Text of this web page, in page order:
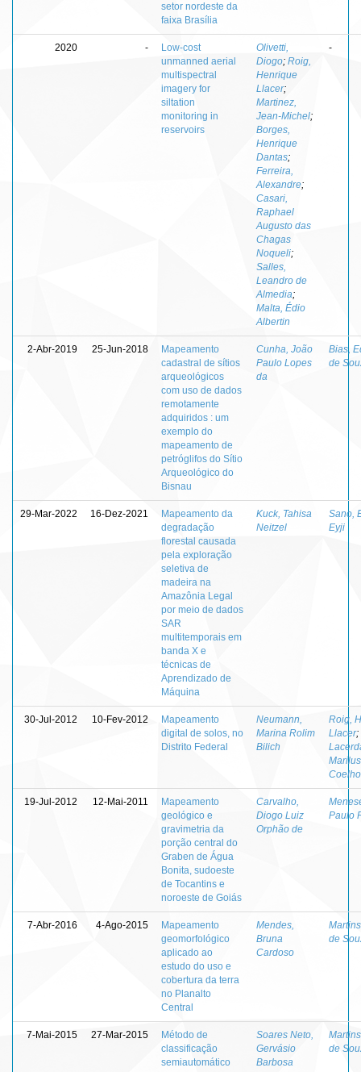
setor nordeste da
faixa Brasília
2020 -
Low-cost
unmanned aerial
multispectral
imagery for
siltation
monitoring in
reservoirs
Olivetti,
Diogo; Roig,
Henrique
Llacer;
Martinez,
Jean-Michel;
Borges,
Henrique
Dantas;
Ferreira,
Alexandre;
Casari,
Raphael
Augusto das
Chagas
Noqueli;
Salles,
Leandro de
Almedia;
Malta, Édio
Albertin
-
2-Abr-2019 25-Jun-2018
Mapeamento
cadastral de sítios
arqueológicos
com uso de dados
remotamente
adquiridos : um
exemplo do
mapeamento de
petróglifos do Sítio
Arqueológico do
Bisnau
Cunha, João
Paulo Lopes
da
Bias,
de
29-Mar-2022 16-Dez-2021
Mapeamento da
degradação
florestal causada
pela exploração
seletiva de
madeira na
Amazônia Legal
por meio de dados
SAR
multitemporais em
banda X e
técnicas de
Aprendizado de
Máquina
Kuck, Tahisa
Neitzel
Sano,
Eyji
30-Jul-2012 10-Fev-2012
Mapeamento
digital de solos, no
Distrito Federal
Neumann,
Marina Rolim
Bilich
Roig,
Llacer;
Coelho
19-Jul-2012 12-Mai-2011
Mapeamento
geológico e
gravimetria da
porção central do
Graben de Água
Bonita, sudoeste
de Tocantins e
noroeste de Goiás
Carvalho,
Diogo Luiz
Orphão de
Paulo
7-Abr-2016 4-Ago-2015
Mapeamento
geomorfológico
aplicado ao
estudo do uso e
cobertura da terra
no Planalto
Central
Mendes,
Bruna
Cardoso
de
7-Mai-2015 27-Mar-2015
Método de
classificação
semiautomático
Soares Neto,
Gervásio
Barbosa
de